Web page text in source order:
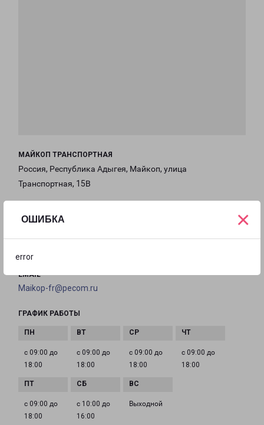
ОШИБКА
error
×
МАЙКОП ТРАНСПОРТНАЯ
Россия, Республика Адыгея, Майкоп, улица
Транспортная, 15В
EMAIL
Maikop-fr@pecom.ru
ГРАФИК РАБОТЫ
с 09:00 до
18:00
с 09:00 до
18:00
с 09:00 до
18:00
с 09:00 до
18:00
с 09:00 до
18:00
с 10:00 до
16:00
Выходной